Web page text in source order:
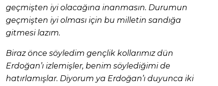
geçmişten iyi olacağına inanmasın. Durumun
geçmişten iyi olması için bu milletin sandığa
gitmesi lazım.
Biraz önce söyledim gençlik kollarımız dün
Erdoğan’ı izlemişler, benim söylediğimi de
hatırlamışlar. Diyorum ya Erdoğan’ı duyunca iki